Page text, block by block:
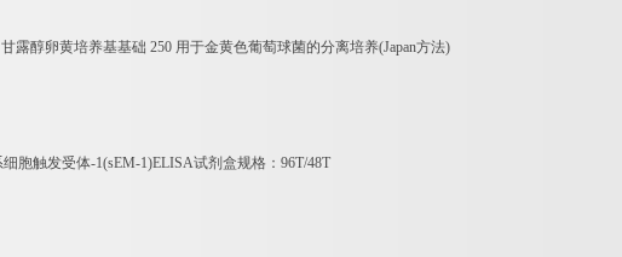
甘露醇卵黄培养基基础 250 用于金黄色葡萄球菌的分离培养(Japan方法)
胞触发受体-1(sEM-1)ELISA试剂盒规格： 96T/48T